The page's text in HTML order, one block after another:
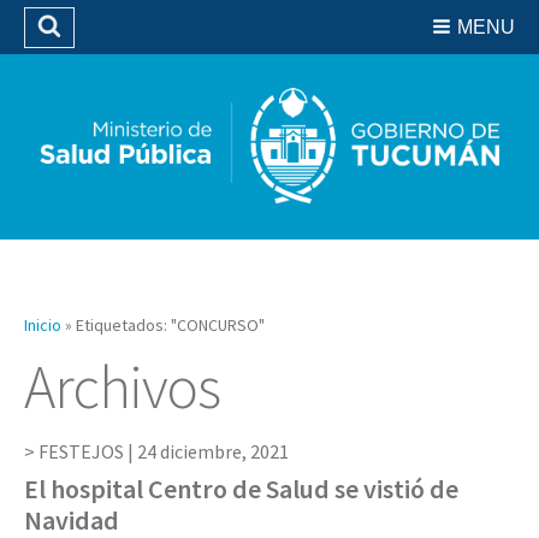
Biblioteca
MENU
Buscar
Inicio » Etiquetados: "CONCURSO"
Archivos
FESTEJOS | 24 diciembre, 2021
El hospital Centro de Salud se vistió de
Navidad